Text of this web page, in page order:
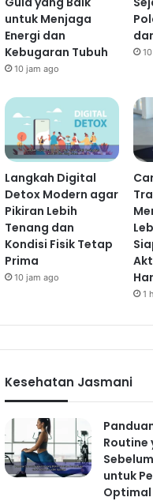
untuk Menjaga
Energi dan
Kebugaran Tubuh
10 jam ago
Langkah Digital
Detox Modern agar
Pikiran Lebih
Tenang dan
Kondisi Fisik Tetap
Prima
10 jam ago
1
Kesehatan Jasmani
Routine
untuk
Optimal